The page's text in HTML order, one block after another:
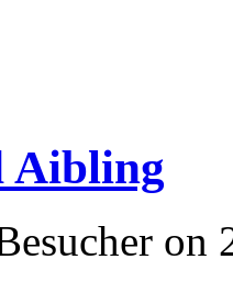
Aibling
on